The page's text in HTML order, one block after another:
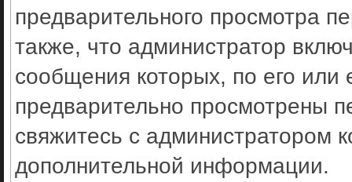
предварительного просмотра
также, что администратор
сообщения которых, по его
предварительно просмотрены
свяжитесь с администратором
дополнительной информации.